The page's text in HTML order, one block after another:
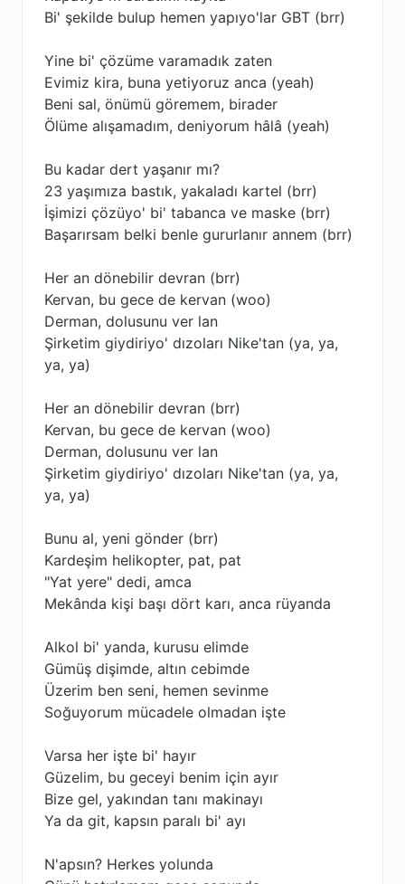
Bi' şekilde bulup hеmen yapıyo'lar GBT (brr)
Yine bi' çözüme varamadık zaten
Evimiz kira, buna yetiyoruz anca (yeah)
Beni sal, önümü göremem, birader
Ölüme alışamadım, deniyorum hâlâ (yeah)
Bu kadar dert yaşanır mı?
23 yaşımıza bastık, yakaladı kartel (brr)
İşimizi çözüyo' bi' tabanca ve maske (brr)
Başarırsam belki benle gururlanır annem (brr)
Her an dönebilir devran (brr)
Kervan, bu gece de kervan (woo)
Derman, dolusunu ver lan
Şirketim giydiriyo' dızoları Nike'tan (ya, ya,
ya, ya)
Her an dönebilir devran (brr)
Kervan, bu gece de kervan (woo)
Derman, dolusunu ver lan
Şirketim giydiriyo' dızoları Nike'tan (ya, ya,
ya, ya)
Bunu al, yeni gönder (brr)
Kardeşim helikopter, pat, pat
"Yat yere" dedi, amca
Mekânda kişi başı dört karı, anca rüyanda
Alkol bi' yanda, kurusu elimde
Gümüş dişimde, altın cebimde
Üzerim ben seni, hemen sevinme
Soğuyorum mücadele olmadan işte
Varsa her işte bi' hayır
Güzelim, bu geceyi benim için ayır
Bize gel, yakından tanı makinayı
Ya da git, kapsın paralı bi' ayı
N'apsın? Herkes yolunda